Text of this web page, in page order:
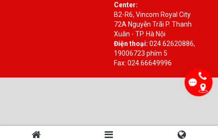
Center:
B2-R6, Vincom Royal City
72A Nguyễn Trãi P. Thanh
Xuân - TP. Hà Nội
Điện thoại: 024.62620886,
19006723 phím 5
Fax: 024.66649996